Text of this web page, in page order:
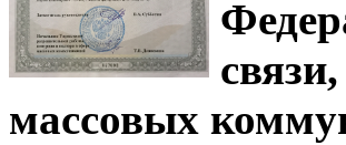
массовых